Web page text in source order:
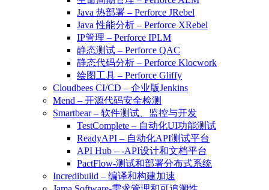
Java 热部署 – Perforce JRebel
Java 性能分析 – Perforce XRebel
IP管理 – Perforce IPLM
静态测试 – Perforce QAC
静态代码分析 – Perforce Klocwork
绘图工具 – Perforce Gliffy
Cloudbees CI/CD – 企业版Jenkins
Mend – 开源代码安全检测
Smartbear – 软件测试、监控与开发
TestComplete – 自动化UI功能测试
ReadyAPI – 自动化API测试平台
API Hub – -API设计和文档平台
PactFlow-测试和部署分布式系统
Incredibuild – 编译和构建加速